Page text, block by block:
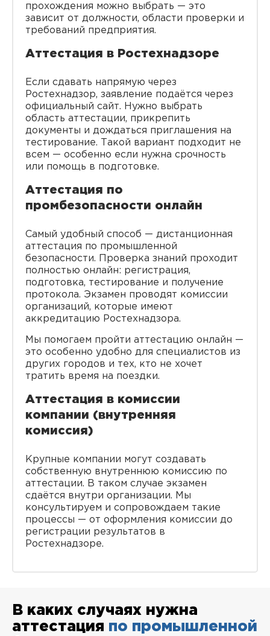
прохождения можно выбрать — это
зависит от должности, области проверки и
требований предприятия.
Аттестация в Ростехнадзоре
Если сдавать напрямую через
Ростехнадзор, заявление подаётся через
официальный сайт. Нужно выбрать
область аттестации, прикрепить
документы и дождаться приглашения на
тестирование. Такой вариант подходит не
всем — особенно если нужна срочность
или помощь в подготовке.
Аттестация по
промбезопасности онлайн
Самый удобный способ — дистанционная
аттестация по промышленной
безопасности. Проверка знаний проходит
полностью онлайн: регистрация,
подготовка, тестирование и получение
протокола. Экзамен проводят комиссии
организаций, которые имеют
аккредитацию Ростехнадзора.
Мы помогаем пройти аттестацию онлайн —
это особенно удобно для специалистов из
других городов и тех, кто не хочет
тратить время на поездки.
Аттестация в комиссии
компании (внутренняя
комиссия)
Крупные компании могут создавать
собственную внутреннюю комиссию по
аттестации. В таком случае экзамен
сдаётся внутри организации. Мы
консультируем и сопровождаем такие
процессы — от оформления комиссии до
регистрации результатов в
Ростехнадзоре.
В каких случаях нужна
аттестация по промышленной